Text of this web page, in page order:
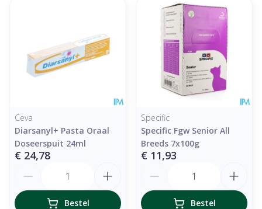
Ceva
Diarsanyl+ Pasta Oraal
Doseerspuit 24ml
€ 24,78
Bestel
Specific
Specific Fgw Senior All
Breeds 7x100g
€ 11,93
Bestel